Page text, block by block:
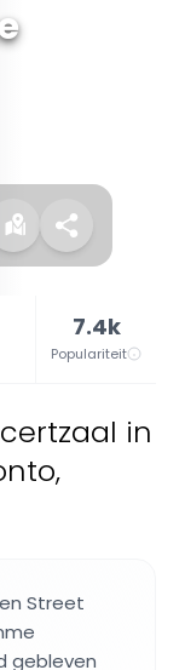
7.4k
Populariteit
in
Street
gebleven